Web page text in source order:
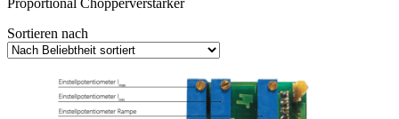
Proportional Chopperverstärker
Sortieren nach